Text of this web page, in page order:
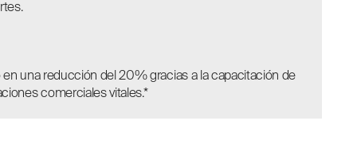
una reducción del 20% gracias a la capacitación de
comerciales vitales.*